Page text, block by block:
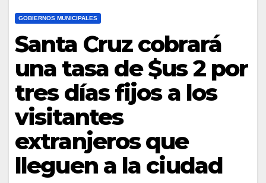
GOBIERNOS MUNICIPALES
Santa Cruz cobrará
una tasa de $us 2 por
tres días fijos a los
visitantes
extranjeros que
lleguen a la ciudad